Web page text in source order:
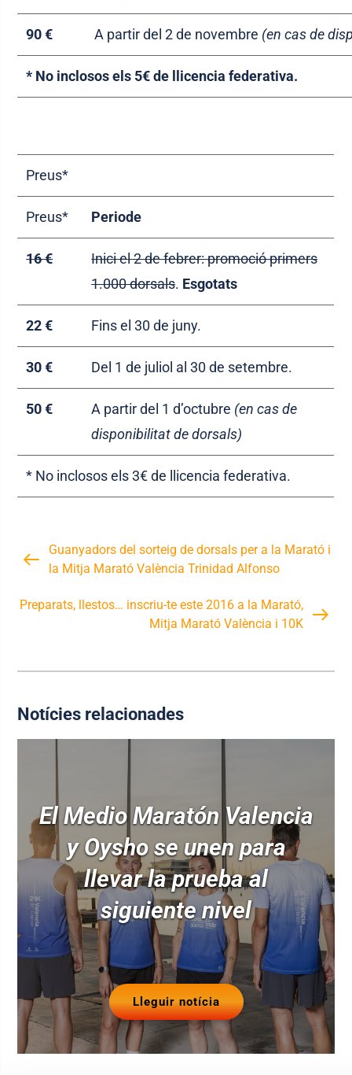
90 € A partir del 2 de novembre (en cas de
* No inclosos els 5€ de llicencia federativa.
Preus*
Preus* Periode
16 €
Inici el 2 de febrer: promoció primers
1.000 dorsals. Esgotats
22 € Fins el 30 de juny.
30 € Del 1 de juliol al 30 de setembre.
50 € A partir del 1 d’octubre (en cas de
disponibilitat de dorsals)
* No inclosos els 3€ de llicencia federativa.
Guanyadors del sorteig de dorsals per a la Marató i
la Mitja Marató València Trinidad Alfonso
Preparats, llestos… inscriu-te este 2016 a la Marató,
Mitja Marató València i 10K
Notícies relacionades
El Medio Maratón Valencia
y Oysho se unen para
llevar la prueba al
siguiente nivel
Lleguir notícia